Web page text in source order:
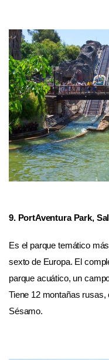
9. PortAventura Park,
Es el parque temático
sexto de Europa. El
parque acuático, un
Tiene 12 montañas
Sésamo.